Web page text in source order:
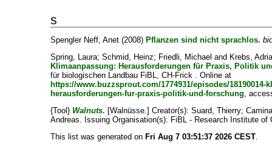
S
Spengler Neff, Anet (2008) Pflanzen sind nicht sprachlos.
Spring, Laura;Schmid, Heinz; Friedli, Michael and Krebs,
Klimaanpassung: Herausforderungen für Praxis, Politik
für biologischen Landbau FiBL, CH-Frick . Online at
https://www.buzzsprout.com/1774931/episodes/18190014-
herausforderungen-fur-praxis-politik-und-forschung ,
{Tool} Walnuts. [Walnüsse.]Creator(s):Suard, Thierry;
Andreas . Issuing Organisation(s): FiBL - Research Institute of
This list was generated on Fri Aug 7 03:51:37 2026 CEST